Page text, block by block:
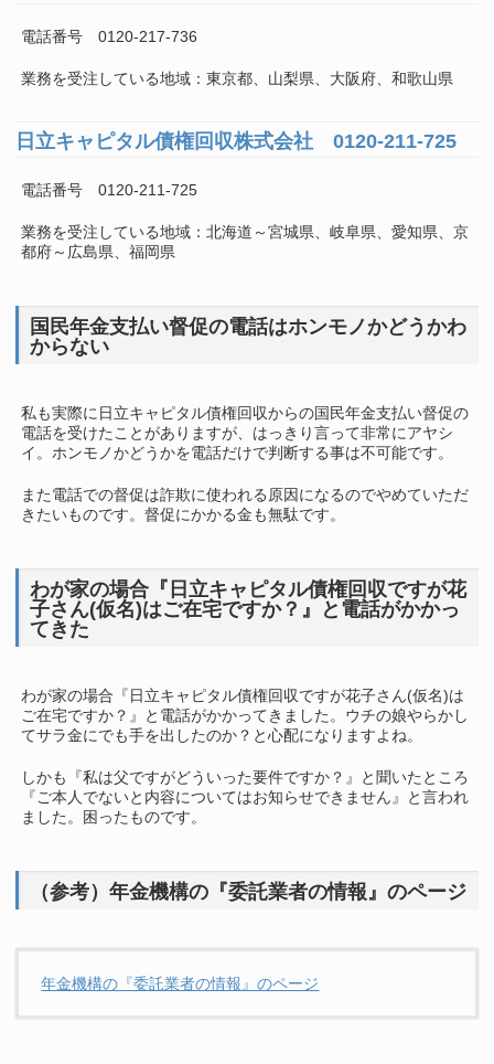
電話番号 0120-217-736
業務を受注している地域：東京都、山梨県、大阪府、和歌山県
日立キャピタル債権回収株式会社 0120-211-725
電話番号 0120-211-725
業務を受注している地域：北海道～宮城県、岐阜県、愛知県、京
都府～広島県、福岡県
国民年金支払い督促の電話はホンモノかどうかわ
からない
私も実際に日立キャピタル債権回収からの国民年金支払い督促の
電話を受けたことがありますが、はっきり言って非常にアヤシ
イ。ホンモノかどうかを電話だけで判断する事は不可能です。
また電話での督促は詐欺に使われる原因になるのでやめていただ
きたいものです。督促にかかる金も無駄です。
わが家の場合『日立キャピタル債権回収ですが花
子さん(仮名)はご在宅ですか？』と電話がかかっ
てきた
わが家の場合『日立キャピタル債権回収ですが花子さん(仮名)は
ご在宅ですか？』と電話がかかってきました。ウチの娘やらかし
てサラ金にでも手を出したのか？と心配になりますよね。
しかも『私は父ですがどういった要件ですか？』と聞いたところ
『ご本人でないと内容についてはお知らせできません』と言われ
ました。困ったものです。
（参考）年金機構の『委託業者の情報』のページ
年金機構の『委託業者の情報』のページ